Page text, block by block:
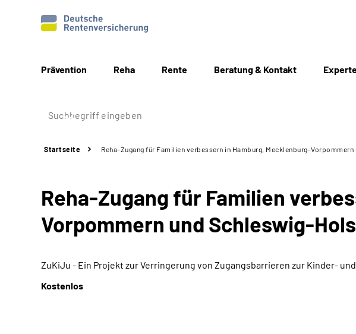
Prävention Reha Rente Beratung & Kontakt
Startseite Reha-Zugang für Familien verbessern in Hamburg, Mecklenburg-
Reha-Zugang für Familien
Vorpommern und Schleswig-
ZuKiJu - Ein Projekt zur Verringerung von Zugangsbarrieren zur Kinder-
Kostenlos